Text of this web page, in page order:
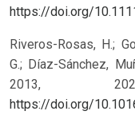
https://doi.org/
Riveros-Rosas, H.;
G.; Díaz-Sánchez,
2013,
https://doi.org/